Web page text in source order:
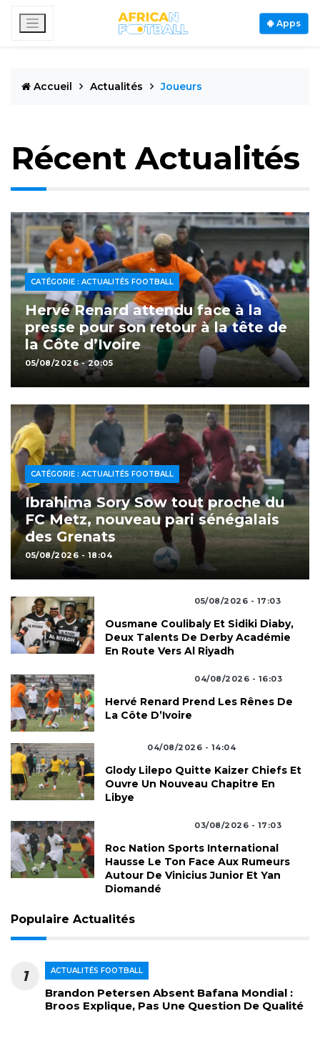
Apps
Accueil Actualités Joueurs
Récent Actualités
CATÉGORIE : ACTUALITÉS FOOTBALL
Hervé Renard attendu face à la
presse pour son retour à la tête de
la Côte d’Ivoire
05/08/2026 - 20:05
CATÉGORIE : ACTUALITÉS FOOTBALL
Ibrahima Sory Sow tout proche du
FC Metz, nouveau pari sénégalais
des Grenats
05/08/2026 - 18:04
05/08/2026 - 17:03
Ousmane Coulibaly Et Sidiki Diaby,
Deux Talents De Derby Académie
En Route Vers Al Riyadh
04/08/2026 - 16:03
Hervé Renard Prend Les Rênes De
La Côte D’Ivoire
04/08/2026 - 14:04
Glody Lilepo Quitte Kaizer Chiefs Et
Ouvre Un Nouveau Chapitre En
Libye
03/08/2026 - 17:03
Roc Nation Sports International
Hausse Le Ton Face Aux Rumeurs
Autour De Vinicius Junior Et Yan
Diomandé
Populaire Actualités
1 ACTUALITÉS FOOTBALL
Brandon Petersen Absent Bafana Mondial :
Broos Explique, Pas Une Question De Qualité